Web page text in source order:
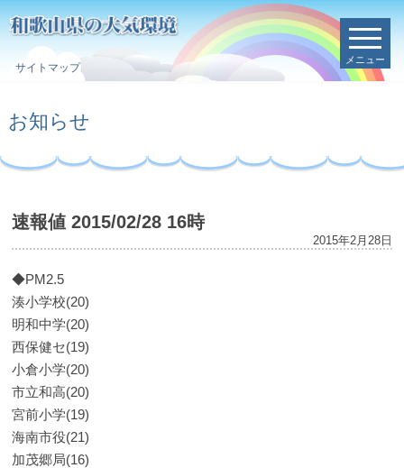
サイトマップ
メニュー
お知らせ
速報値 2015/02/28 16時
2015年2月28日
◆PM2.5
湊小学校(20)
明和中学(20)
西保健セ(19)
小倉小学(20)
市立和高(20)
宮前小学(19)
海南市役(21)
加茂郷局(16)